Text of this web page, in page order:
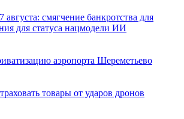
августа: смягчение банкротства для
для статуса нацмодели ИИ
аэропорта Шереметьево
товары от ударов дронов